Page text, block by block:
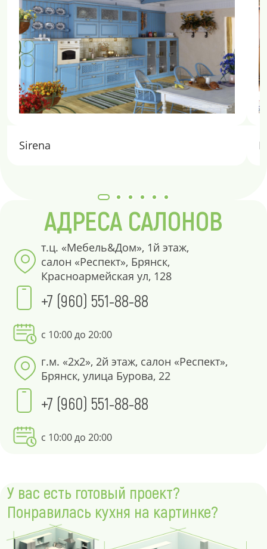
Sirena
АДРЕСА САЛОНОВ
т.ц. «Мебель&Дом», 1й этаж,
салон «Респект», Брянск,
Красноармейская ул, 128
+7 (960) 551-88-88
с 10:00 до 20:00
г.м. «2х2», 2й этаж, салон «Респект»,
Брянск, улица Бурова, 22
+7 (960) 551-88-88
с 10:00 до 20:00
У вас есть готовый проект?
Понравилась кухня на картинке?